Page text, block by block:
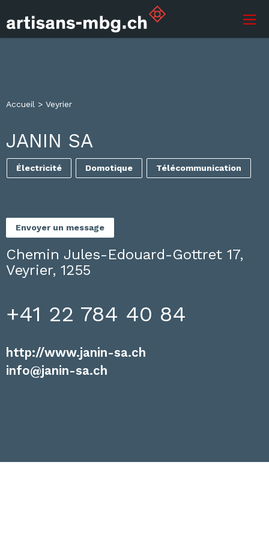
Accueil > Veyrier
JANIN SA
Électricité Domotique Télécommunication
Envoyer un message
Chemin Jules-Edouard-Gottret 17,
Veyrier, 1255
+41 22 784 40 84
http://www.janin-sa.ch
info@janin-sa.ch